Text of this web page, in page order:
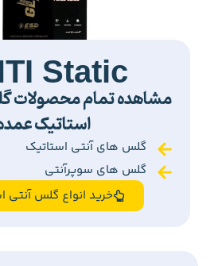
Static
مشاهده تمام محصولات
استاتیک
گلس های آنتی استاتیک
گلس های سوپرآنتی
خرید انواع گلس آنتی